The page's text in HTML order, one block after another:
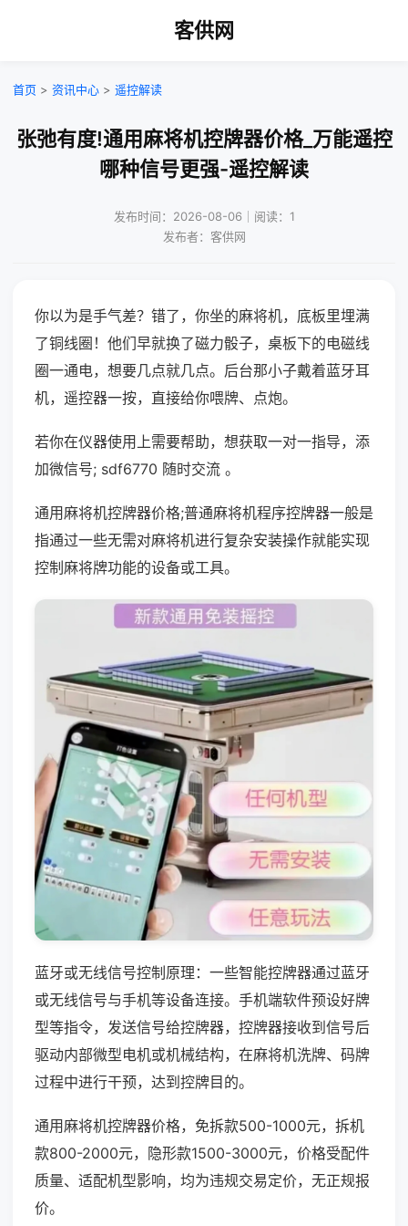
客供网
首页 > 资讯中心 > 遥控解读
张弛有度!通用麻将机控牌器价格_万能遥控
哪种信号更强-遥控解读
发布时间：2026-08-06｜阅读：1
发布者：客供网
你以为是手气差？错了，你坐的麻将机，底板里埋满
了铜线圈！他们早就换了磁力骰子，桌板下的电磁线
圈一通电，想要几点就几点。后台那小子戴着蓝牙耳
机，遥控器一按，直接给你喂牌、点炮。
若你在仪器使用上需要帮助，想获取一对一指导，添
加微信号; sdf6770 随时交流 。
通用麻将机控牌器价格;普通麻将机程序控牌器一般是
指通过一些无需对麻将机进行复杂安装操作就能实现
控制麻将牌功能的设备或工具。
蓝牙或无线信号控制原理：一些智能控牌器通过蓝牙
或无线信号与手机等设备连接。手机端软件预设好牌
型等指令，发送信号给控牌器，控牌器接收到信号后
驱动内部微型电机或机械结构，在麻将机洗牌、码牌
过程中进行干预，达到控牌目的。
通用麻将机控牌器价格，免拆款500-1000元，拆机
款800-2000元，隐形款1500-3000元，价格受配件
质量、适配机型影响，均为违规交易定价，无正规报
价。